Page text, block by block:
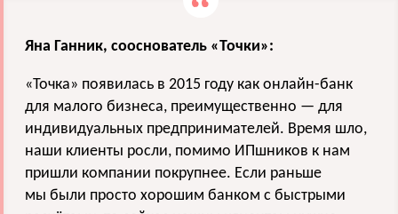
Яна Ганник, сооснователь «Точки»:
«Точка» появилась в 2015 году как онлайн-банк
для малого бизнеса, преимущественно — для
индивидуальных предпринимателей. Время шло,
наши клиенты росли, помимо ИПшников к нам
пришли компании покрупнее. Если раньше
мы были просто хорошим банком с быстрыми